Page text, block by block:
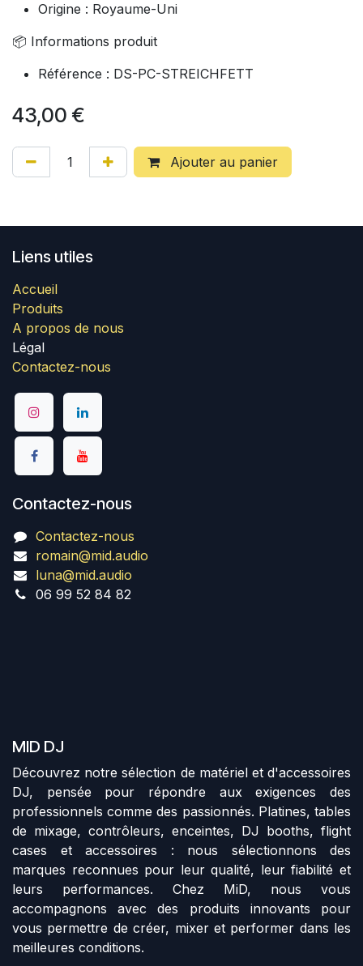
Origine : Royaume-Uni
📦 Informations produit
Référence : DS-PC-STREICHFETT
43,00 €
Ajouter au panier
Liens utiles
Accueil
Produits
A propos de nous
Légal
Contactez-nous
Contactez-nous
Contactez-nous
romain@mid.audio
luna@mid.audio
06 99 52 84 82
MID DJ
Découvrez notre sélection de matériel et d'accessoires
DJ, pensée pour répondre aux exigences des
professionnels comme des passionnés. Platines, tables
de mixage, contrôleurs, enceintes, DJ booths, flight
cases et accessoires : nous sélectionnons des
marques reconnues pour leur qualité, leur fiabilité et
leurs performances. Chez MiD, nous vous
accompagnons avec des produits innovants pour
vous permettre de créer, mixer et performer dans les
meilleures conditions.